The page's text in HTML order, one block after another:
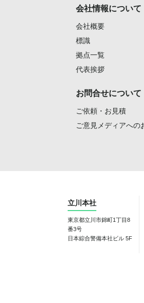
会社情報について
会社概要
標識
拠点一覧
代表挨拶
お問合せについて
ご依頼・お見積
ご意見メディアへの
立川本社
東京都立川市錦町1丁目8
番3号
日本綜合警備本社ビル 5F